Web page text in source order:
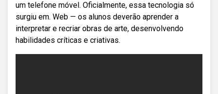
um telefone móvel. Oficialmente, essa tecnologia só
surgiu em. Web — os alunos deverão aprender a
interpretar e recriar obras de arte, desenvolvendo
habilidades críticas e criativas.